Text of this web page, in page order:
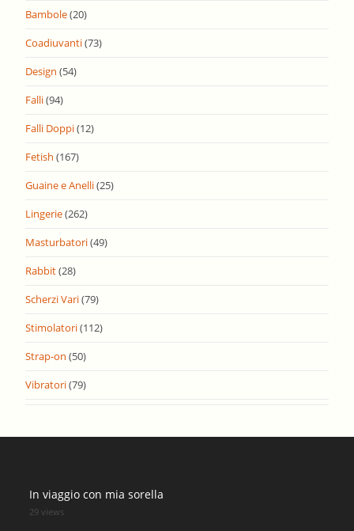
Bambole(20)
Coadiuvanti(73)
Design (54)
Falli(94)
Falli Doppi(12)
Fetish (167)
Guaine e Anelli(25)
Lingerie(262)
Masturbatori(49)
Rabbit(28)
Scherzi Vari(79)
Stimolatori(112)
Strap-on (50)
Vibratori(79)
In viaggio con mia sorella
29 views